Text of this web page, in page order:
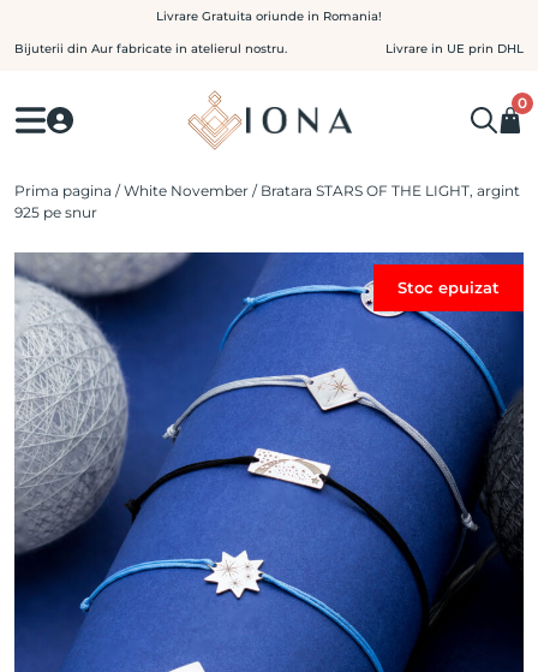
to
Livrare Gratuita oriunde in Romania!
Bijuterii din Aur fabricate in atelierul nostru. Livrare in UE prin DHL
0
Prima pagina /White November / Bratara STARS OF THE LIGHT, argint
925 pe snur
Stoc epuizat